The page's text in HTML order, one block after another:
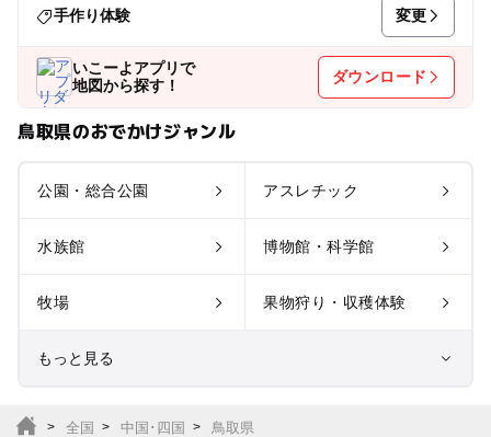
手作り体験 変更
いこーよアプリで
地図から探す！
ダウンロード
鳥取県のおでかけジャンル
公園・総合公園 アスレチック
水族館 博物館・科学館
牧場 果物狩り・収穫体験
もっと見る
全国 中国･四国 鳥取県